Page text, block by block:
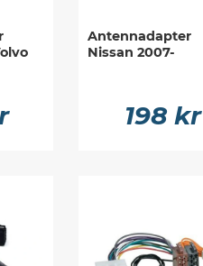
Antennadapter
Nissan 2007-
198 kr